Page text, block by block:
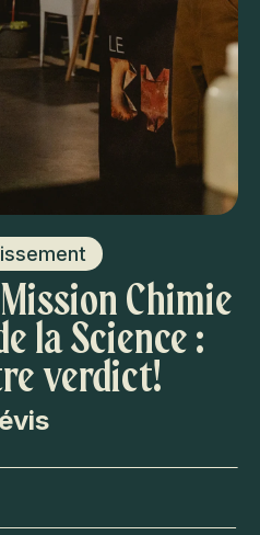
Chimie
la Science :
verdict!